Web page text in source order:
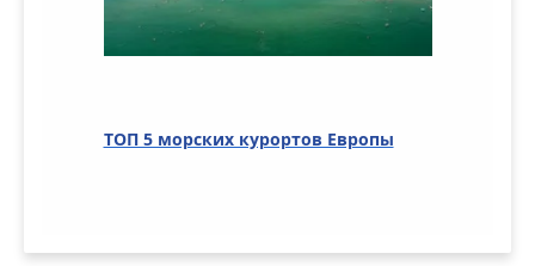
ТОП 5 морских курортов Европы